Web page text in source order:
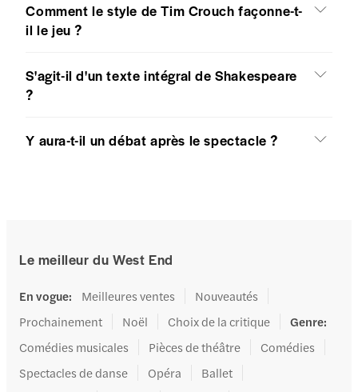
Comment le style de Tim Crouch façonne-t-
il le jeu ?
S'agit-il d'un texte intégral de Shakespeare
?
Y aura-t-il un débat après le spectacle ?
Le meilleur du West End
En vogue: Meilleures ventes
Nouveautés
Prochainement
Noël Choix de la critique Genre:
Comédies musicales
Pièces de théâtre
Comédies
Spectacles de danse
Opéra
Ballet